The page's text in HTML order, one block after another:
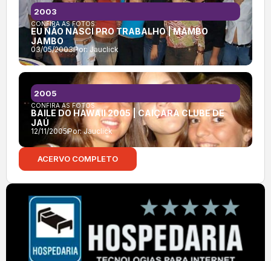
CONFIRA AS FOTOS:
EU NÃO NASCI PRO TRABALHO | MAMBO
JAMBO
03/05/2003Por:Jauclick
2003
CONFIRA AS FOTOS:
BAILE DO HAWAII 2005 | CAIÇARA CLUBE DE
JAÚ
12/11/2005Por:Jauclick
2005
ACERVO COMPLETO